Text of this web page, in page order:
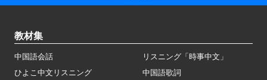
教材集
中国語会話
リスニング「時事中文」
ひよこ中文リスニング
中国語歌詞